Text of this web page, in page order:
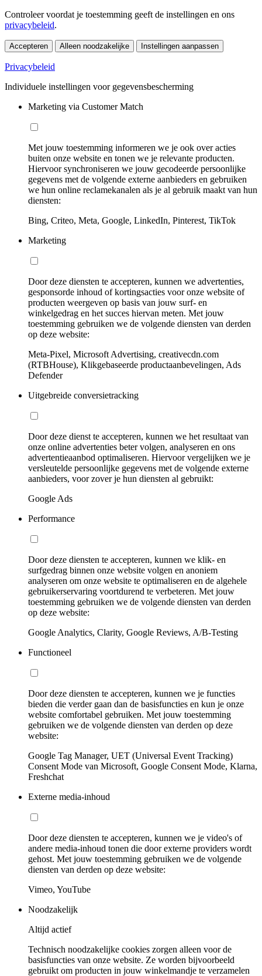
Controleer voordat je toestemming geeft de instellingen en ons
privacybeleid.
Accepteren Alleen noodzakelijke Instellingen aanpassen
Privacybeleid
Individuele instellingen voor gegevensbescherming
Marketing via Customer Match
Met jouw toestemming informeren we je ook over acties
buiten onze website en tonen we je relevante producten.
Hiervoor synchroniseren we jouw gecodeerde persoonlijke
gegevens met de volgende externe aanbieders en gebruiken
we hun online reclamekanalen als je al gebruik maakt van hun
diensten:
Bing, Criteo, Meta, Google, LinkedIn, Pinterest, TikTok
Marketing
Door deze diensten te accepteren, kunnen we advertenties,
gesponsorde inhoud of kortingsacties voor onze website of
producten weergeven op basis van jouw surf- en
winkelgedrag en het succes hiervan meten. Met jouw
toestemming gebruiken we de volgende diensten van derden
op deze website:
Meta-Pixel, Microsoft Advertising, creativecdn.com
(RTBHouse), Klikgebaseerde productaanbevelingen, Ads
Defender
Uitgebreide conversietracking
Door deze dienst te accepteren, kunnen we het resultaat van
onze online advertenties beter volgen, analyseren en ons
advertentieaanbod optimaliseren. Hiervoor vergelijken we je
versleutelde persoonlijke gegevens met de volgende externe
aanbieders, voor zover je hun diensten al gebruikt:
Google Ads
Performance
Door deze diensten te accepteren, kunnen we klik- en
surfgedrag binnen onze website volgen en anoniem
analyseren om onze website te optimaliseren en de algehele
gebruikerservaring voortdurend te verbeteren. Met jouw
toestemming gebruiken we de volgende diensten van derden
op deze website:
Google Analytics, Clarity, Google Reviews, A/B-Testing
Functioneel
Door deze diensten te accepteren, kunnen we je functies
bieden die verder gaan dan de basisfuncties en kun je onze
website comfortabel gebruiken. Met jouw toestemming
gebruiken we de volgende diensten van derden op deze
website:
Google Tag Manager, UET (Universal Event Tracking)
Consent Mode van Microsoft, Google Consent Mode, Klarna,
Freshchat
Externe media-inhoud
Door deze diensten te accepteren, kunnen we je video's of
andere media-inhoud tonen die door externe providers wordt
gehost. Met jouw toestemming gebruiken we de volgende
diensten van derden op deze website:
Vimeo, YouTube
Noodzakelijk
Altijd actief
Technisch noodzakelijke cookies zorgen alleen voor de
basisfuncties van onze website. Ze worden bijvoorbeeld
gebruikt om producten in jouw winkelmandje te verzamelen